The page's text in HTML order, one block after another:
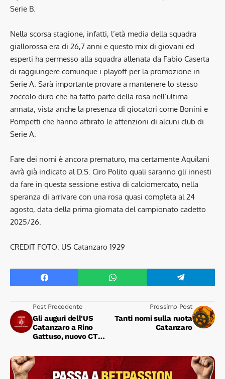
Serie B.
Nella scorsa stagione, infatti, l’età media della squadra
giallorossa era di 26,7 anni e questo mix di giovani ed
esperti ha permesso alla squadra allenata da Fabio Caserta
di raggiungere comunque i playoff per la promozione in
Serie A. Sarà importante provare a mantenere lo stesso
zoccolo duro che ha fatto parte della rosa nell’ultima
annata, vista anche la presenza di giocatori come Bonini e
Pompetti che hanno attirato le attenzioni di alcuni club di
Serie A.
Fare dei nomi è ancora prematuro, ma certamente Aquilani
avrà già indicato al D.S. Ciro Polito quali saranno gli innesti
da fare in questa sessione estiva di calciomercato, nella
speranza di arrivare con una rosa quasi completa al 24
agosto, data della prima giornata del campionato cadetto
2025/26.
CREDIT FOTO: US Catanzaro 1929
Post Precedente
Gli auguri dell'US
Catanzaro a Rino
Gattuso, nuovo CT
Prossimo Post
Tanti nomi sulla ruota
Catanzaro